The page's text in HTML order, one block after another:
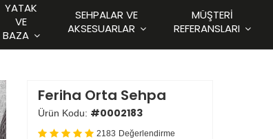
YATAK
VE
BAZA
SEHPALAR VE
AKSESUARLAR
MÜŞTERI
REFERANSLARI
Feriha Orta Sehpa
Ürün Kodu: #0002183
2183 Değerlendirme